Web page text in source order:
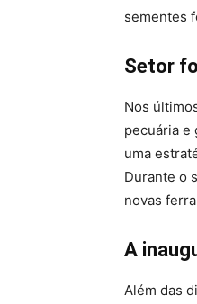
sementes
Setor
Nos
pecuária e
uma
Durante o
novas
A
Além das